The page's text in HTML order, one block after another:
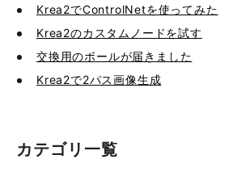
Krea2でControlNetを使ってみた
Krea2のカスタムノードを試す
交換用のボールが届きました
Krea2で2パス画像生成
カテゴリ一覧